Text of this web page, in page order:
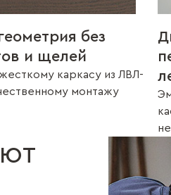
без
и щелей
каркасу из ЛВЛ-
монтажу